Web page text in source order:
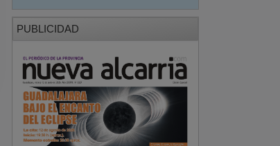
PUBLICIDAD